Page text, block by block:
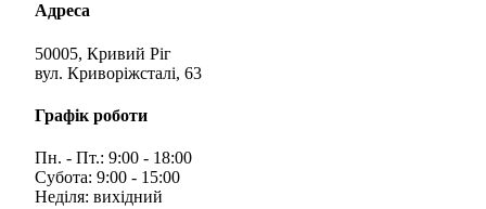
Адреса
50005, Кривий Ріг
вул. Криворіжсталі, 63
Графік роботи
Пн. - Пт.: 9:00 - 18:00
Субота: 9:00 - 15:00
Неділя: вихідний